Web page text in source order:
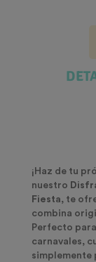
¡Haz de tu
nuestro
Fiesta, te
combina
Perfecto
carnavales,
simplemente